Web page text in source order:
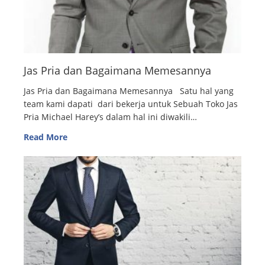
Jas Pria dan Bagaimana Memesannya
Jas Pria dan Bagaimana Memesannya Satu hal yang
team kami dapati dari bekerja untuk Sebuah Toko Jas
Pria Michael Harey’s dalam hal ini diwakili…
Read More